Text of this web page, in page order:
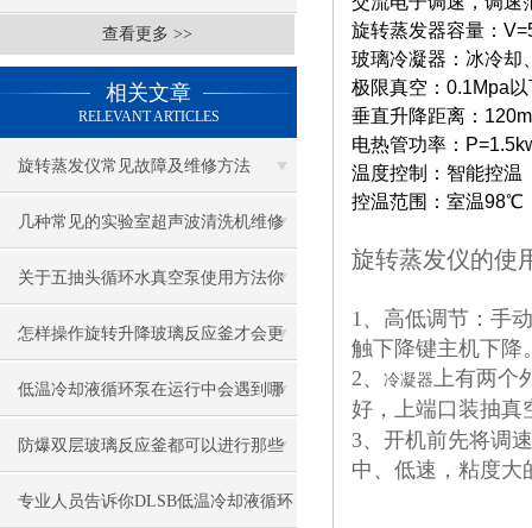
查看更多 >>
相关文章
RELEVANT ARTICLES
旋转蒸发仪常见故障及维修方法
几种常见的实验室超声波清洗机维修
保养攻略
关于五抽头循环水真空泵使用方法你
知道多少？
怎样操作旋转升降玻璃反应釜才会更
安全？
低温冷却液循环泵在运行中会遇到哪
些问题？
防爆双层玻璃反应釜都可以进行那些
实验
专业人员告诉你DLSB低温冷却液循环
旋转蒸发器容量：
玻璃冷凝器：冰冷却
极限真空：0.1Mpa以
垂直升降距离：120m
电热管功率：
温度控制：智能控温
控温范围：室温98℃
旋转蒸发仪的使
1、高低调节：手
触下降键主机下降
2、
冷凝器上有两个
好，上端口装抽真
3、开机前先将调
中、低速，粘度大